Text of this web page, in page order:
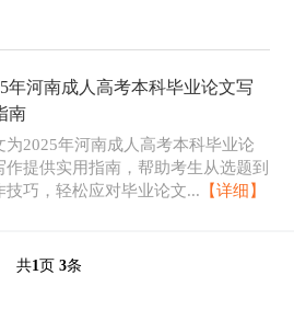
年河南成人高考本科毕业论文写
南
为2025年河南成人高考本科毕业论
作提供实用指南，帮助考生从选题到
技巧，轻松应对毕业论文... 【详细】
共1 页 3条